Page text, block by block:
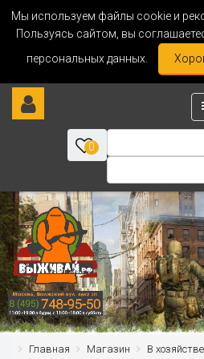
Мы используем файлы cookie и
Пользуясь сайтом, вы
персональных данных.
0
Главная Магазин В